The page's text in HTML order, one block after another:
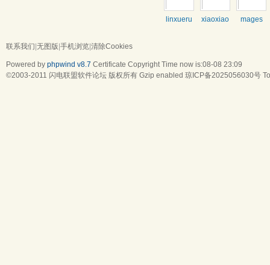
linxueru xiaoxiao mages
联系我们 无图版 手机浏览 清除Cookies
Powered by phpwind v8.7 Certificate Copyright Time now is:08-08 23:09
©2003-2011 闪电联盟软件论坛 版权所有 Gzip enabled 琼ICP备2025056030号